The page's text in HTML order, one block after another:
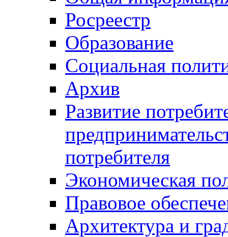
Росреестр
Образование
Социальная
Архив
Развитие
потребителя
Экономическая
Правовое
Архитектура и